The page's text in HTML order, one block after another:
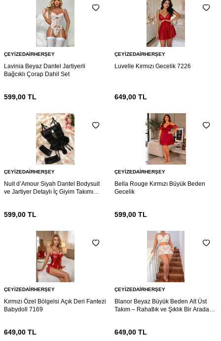
ÇEYIZEDAIRHERŞEY
Lavinia Beyaz Dantel Jartiyerli
Bağcıklı Çorap Dahil Set
599,00 TL
ÇEYIZEDAIRHERŞEY
Luvelle Kırmızı Gecelik 7226
649,00 TL
ÇEYIZEDAIRHERŞEY
Nuit d’Amour Siyah Dantel Bodysuit
ve Jartiyer Detaylı İç Giyim Takımı
599,00 TL
ÇEYIZEDAIRHERŞEY
Bella Rouge Kırmızı Büyük Beden
Gecelik
599,00 TL
ÇEYIZEDAIRHERŞEY
Kırmızı Özel Bölgelsi Açık Deri Fantezi
Babydoll 7169
649,00 TL
ÇEYIZEDAIRHERŞEY
Blanor Beyaz Büyük Beden Alt Üst
Takım – Rahatlık ve Şıklık Bir Arada
649,00 TL